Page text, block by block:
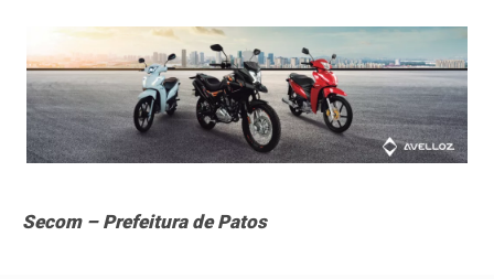
Secom – Prefeitura de Patos